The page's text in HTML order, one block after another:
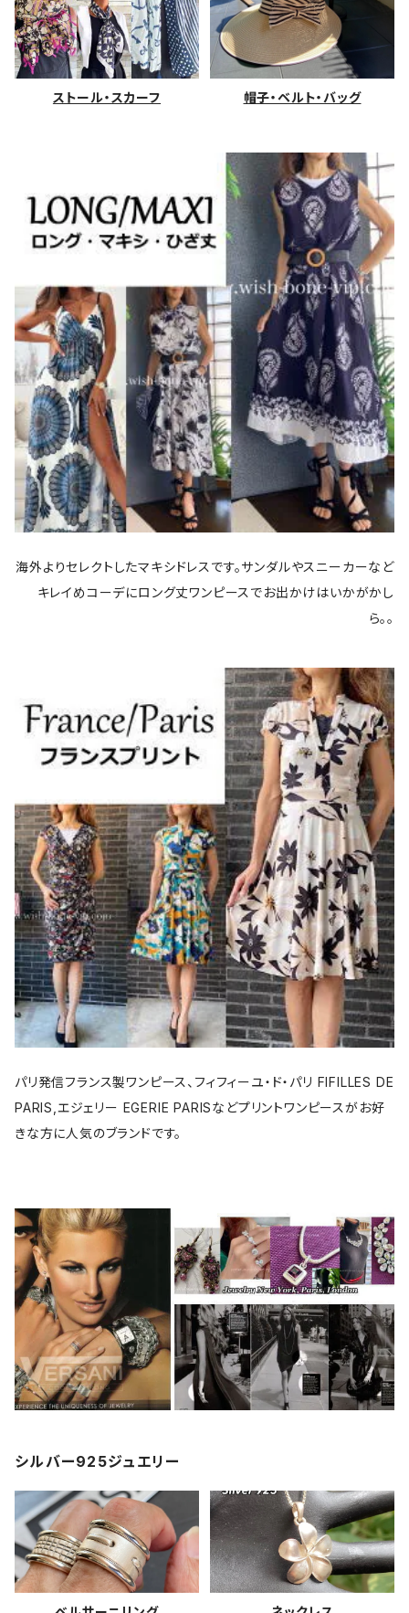
ストール・スカーフ 帽子・ベルト・バッグ
海外よりセレクトしたマキシドレスです。サンダルやスニーカーなど
キレイめコーデにロング丈ワンピースでお出かけはいかがかし
ら。。
パリ発信フランス製ワンピース、フィフィーユ・ド・パリ FIFILLES DE
PARIS,エジェリー EGERIE PARISなどプリントワンピースがお好
きな方に人気のブランドです。
シルバー925ジュエリー